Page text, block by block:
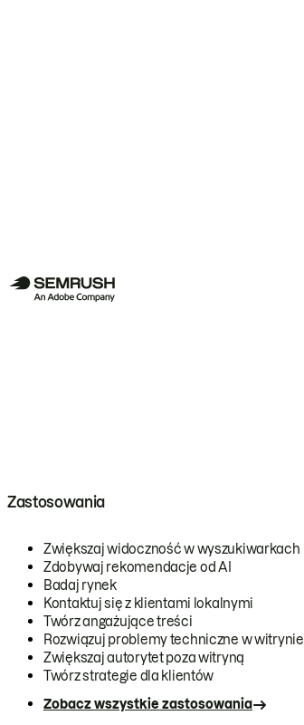
Zastosowania
Zwiększaj widoczność w wyszukiwarkach
Zdobywaj rekomendacje od AI
Badaj rynek
Kontaktuj się z klientami lokalnymi
Twórz angażujące treści
Rozwiązuj problemy techniczne w witrynie
Zwiększaj autorytet poza witryną
Twórz strategie dla klientów
Zobacz wszystkie zastosowania